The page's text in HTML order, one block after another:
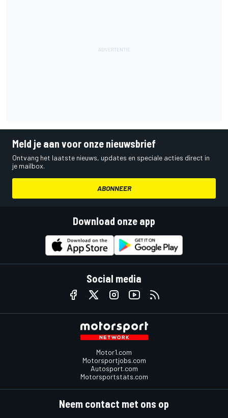
Meld je aan voor onze nieuwsbrief
Ontvang het laatste nieuws, updates en speciale acties direct in
je mailbox.
ABONNEER
Download onze app
Social media
Motor1.com
Motorsportjobs.com
Autosport.com
Motorsportstats.com
Neem contact met ons op